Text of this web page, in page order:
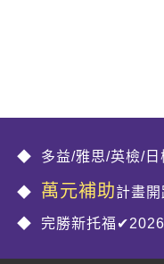
多益/雅思/英檢/日
萬元補助計畫
完勝新托福